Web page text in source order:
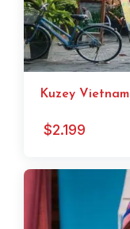
Kuzey Vietnam
$2.199